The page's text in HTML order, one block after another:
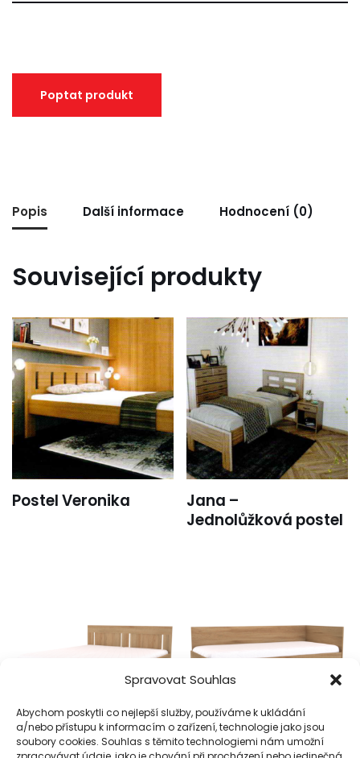
Spravovat Souhlas
Abychom poskytli co nejlepší služby, používáme k ukládání
a/nebo přístupu k informacím o zařízení, technologie jako jsou
soubory cookies. Souhlas s těmito technologiemi nám umožní
Popis Další informace Hodnocení (0)
Související produkty
Postel Veronika
Jana –
Jednolůžková postel